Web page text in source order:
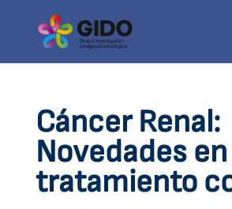
Cáncer Renal:
Novedades
tratamiento